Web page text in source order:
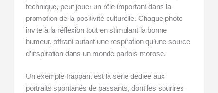
technique, peut jouer un rôle important dans la
promotion de la positivité culturelle. Chaque photo
invite à la réflexion tout en stimulant la bonne
humeur, offrant autant une respiration qu’une source
d’inspiration dans un monde parfois morose.
Un exemple frappant est la série dédiée aux
portraits spontanés de passants, dont les sourires